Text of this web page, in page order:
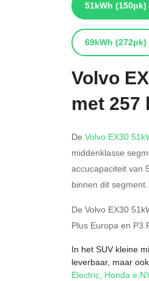
51kWh (150pk)
69kWh (272pk)
Volvo
met
De Volvo EX30
middenklasse
accucapaciteit van
binnen dit segment.
De Volvo EX30
Plus Europa en P3
In het SUV kleine
leverbaar, maar
Electric, Honda